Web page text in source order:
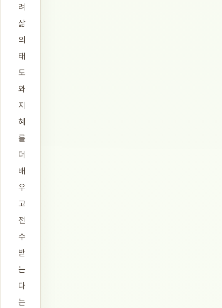
려
삶
의
태
도
와
지
혜
를
더
배
우
고
전
수
받
는
다
는